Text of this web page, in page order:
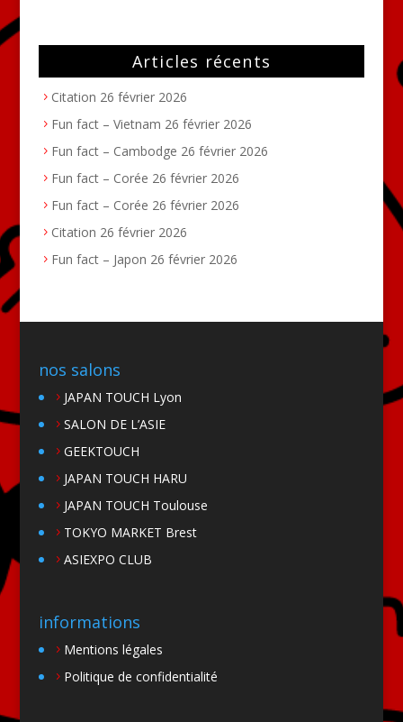
Articles récents
Citation 26 février 2026
Fun fact – Vietnam 26 février 2026
Fun fact – Cambodge 26 février 2026
Fun fact – Corée 26 février 2026
Fun fact – Corée 26 février 2026
Citation 26 février 2026
Fun fact – Japon 26 février 2026
nos salons
JAPAN TOUCH Lyon
SALON DE L’ASIE
GEEKTOUCH
JAPAN TOUCH HARU
JAPAN TOUCH Toulouse
TOKYO MARKET Brest
ASIEXPO CLUB
informations
Mentions légales
Politique de confidentialité